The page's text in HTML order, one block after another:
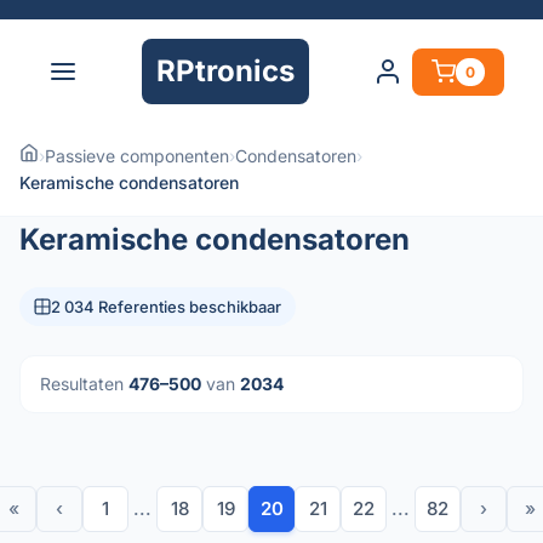
RPtronics 0
›Passieve componenten›Condensatoren›
Keramische condensatoren
Keramische condensatoren
2 034 Referenties beschikbaar
Resultaten 476–500 van 2034
« ‹ 1 ... 18 19 20 21 22 ... 82 › »